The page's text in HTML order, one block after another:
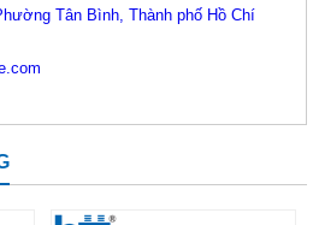
Liên hệ
Tân Bình, Thành phố Hồ Chí